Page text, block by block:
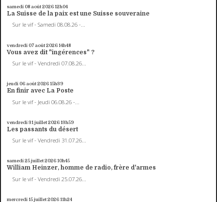
samedi 08 août 202612h04
La Suisse de la paix est une Suisse souveraine
Sur le vif - Samedi 08.08.26 -...
vendredi 07 août 202614h48
Vous avez dit "ingérences" ?
Sur le vif - Vendredi 07.08.26...
jeudi 06 août 202615h39
En finir avec La Poste
Sur le vif - Jeudi 06.08.26 -...
vendredi 31 juillet 202613h59
Les passants du désert
Sur le vif - Vendredi 31.07.26...
samedi 25juillet 202610h45
William Heinzer, homme de radio, frère d'armes
Sur le vif - Vendredi 25.07.26...
mercredi 15juillet 202611h24